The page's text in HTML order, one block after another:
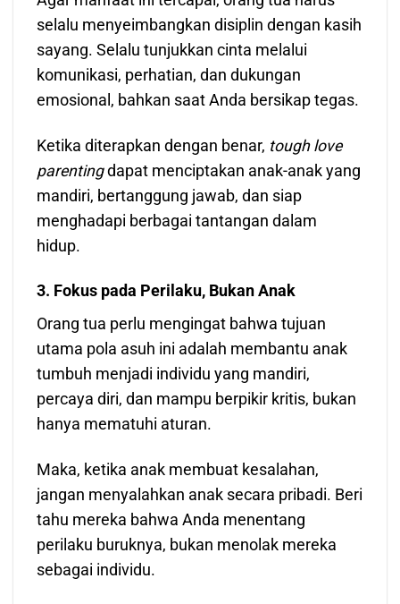
selalu menyeimbangkan disiplin dengan kasih
sayang. Selalu tunjukkan cinta melalui
komunikasi, perhatian, dan dukungan
emosional, bahkan saat Anda bersikap tegas.
Ketika diterapkan dengan benar, tough love
parentingdapat menciptakan anak-anak yang
mandiri, bertanggung jawab, dan siap
menghadapi berbagai tantangan dalam
hidup.
3. Fokus pada Perilaku, Bukan Anak
Orang tua perlu mengingat bahwa tujuan
utama pola asuh ini adalah membantu anak
tumbuh menjadi individu yang mandiri,
percaya diri, dan mampu berpikir kritis, bukan
hanya mematuhi aturan.
Maka, ketika anak membuat kesalahan,
jangan menyalahkan anak secara pribadi. Beri
tahu mereka bahwa Anda menentang
perilaku buruknya, bukan menolak mereka
sebagai individu.